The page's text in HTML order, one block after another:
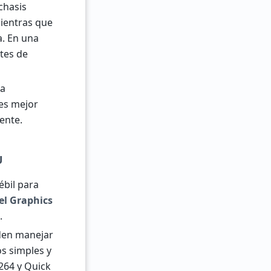
que
En una
de
mejor
para
Graphics
manejar
simples y
y Quick